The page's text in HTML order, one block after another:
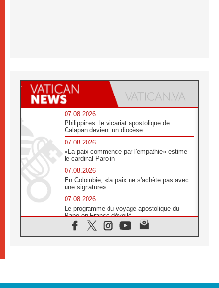
07.08.2026
Philippines: le vicariat apostolique de
Calapan devient un diocèse
07.08.2026
«La paix commence par l'empathie» estime
le cardinal Parolin
07.08.2026
En Colombie, «la paix ne s'achète pas avec
une signature»
07.08.2026
Le programme du voyage apostolique du
Pape en France dévoilé
07.08.2026
1ère Conférence continentale sur l'éducation
07.08.2026